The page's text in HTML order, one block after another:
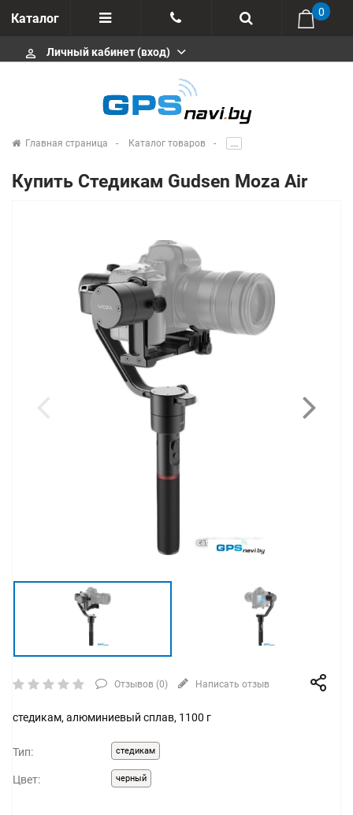
Каталог
Отзывы
+375 291646666
msa333
info@gpsnavi.by
0
perm_identity Личный кабинет (вход)
Главная страница Каталог товаров .....
Купить Стедикам Gudsen Moza Air
Отзывов (0) Написать отзыв
стедикам, алюминиевый сплав, 1100 г
Тип: стедикам
Цвет: черный